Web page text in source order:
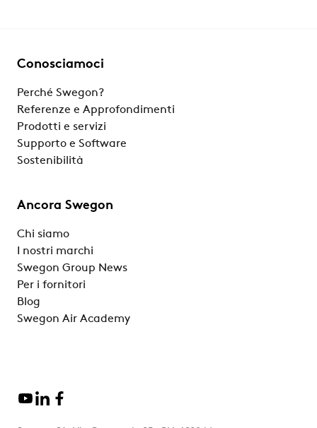
Conosciamoci
Perché Swegon?
Referenze e Approfondimenti
Prodotti e servizi
Supporto e Software
Sostenibilità
Ancora Swegon
Chi siamo
I nostri marchi
Swegon Group News
Per i fornitori
Blog
Swegon Air Academy